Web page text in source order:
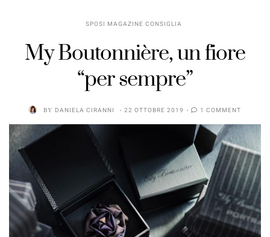
SPOSI MAGAZINE CONSIGLIA
My Boutonnière, un fiore
“per sempre”
BY DANIELA CIRANNI 22 OTTOBRE 2019 1 COMMENT